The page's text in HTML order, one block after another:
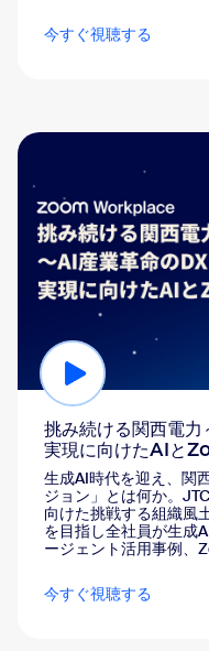
今すぐ視聴する
挑み続ける関西電
実現に向けたAIと
生成AI時代を迎え、関
ジョン」とは何か。
向けた挑戦する組織風
を目指し全社員が生成
ージェント活用事例、
今すぐ視聴する